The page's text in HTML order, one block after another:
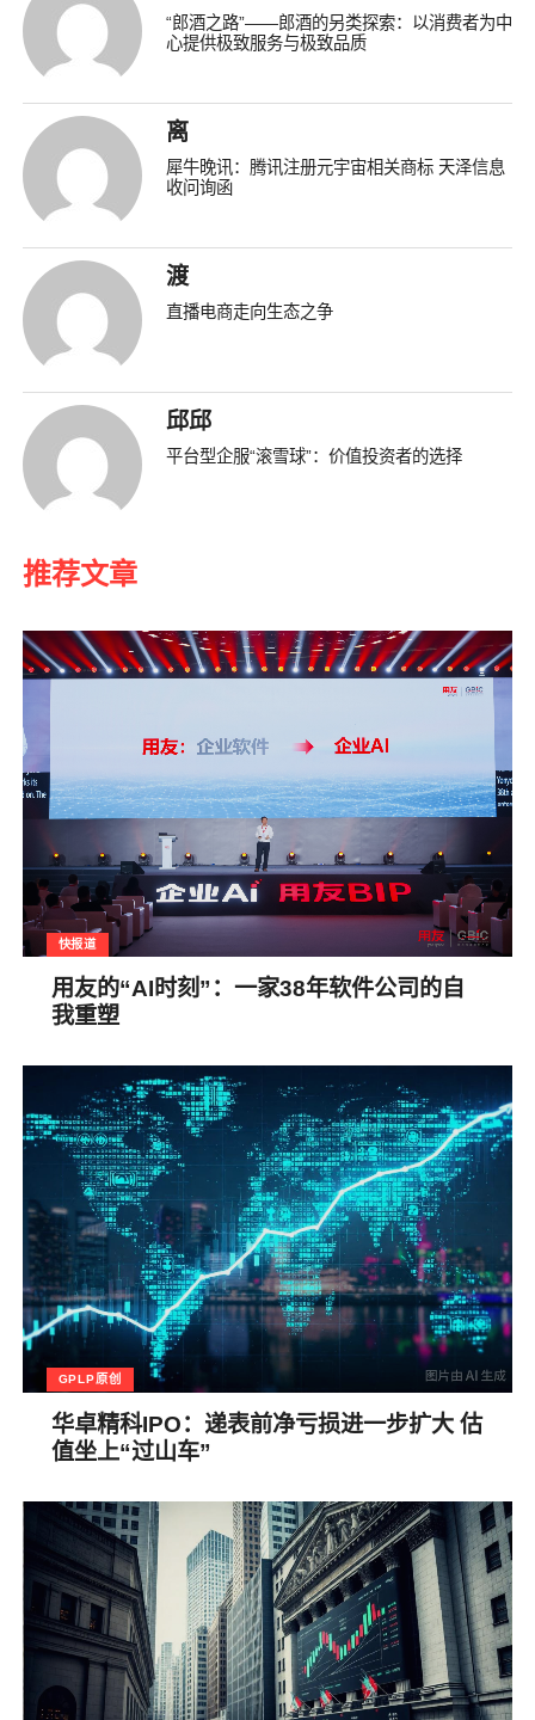
“郎酒之路”——郎酒的另类探索：以消费者为中
心提供极致服务与极致品质
离
犀牛晚讯：腾讯注册元宇宙相关商标 天泽信息
收问询函
渡
直播电商走向生态之争
邱邱
平台型企服“滚雪球”：价值投资者的选择
推荐文章
快报道
用友的“AI时刻”：一家38年软件公司的自
我重塑
GPLP原创
华卓精科IPO：递表前净亏损进一步扩大 估
值坐上“过山车”